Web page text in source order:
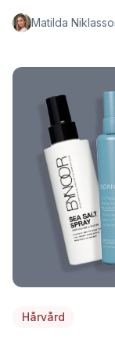
Matilda
Hårvård